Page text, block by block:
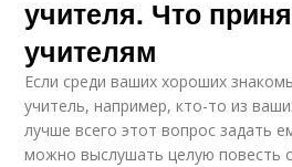
учителя. Что
учителям
Если среди ваших хороших
учитель, например, кто-то из
лучше всего этот вопрос задать
можно выслушать целую повесть